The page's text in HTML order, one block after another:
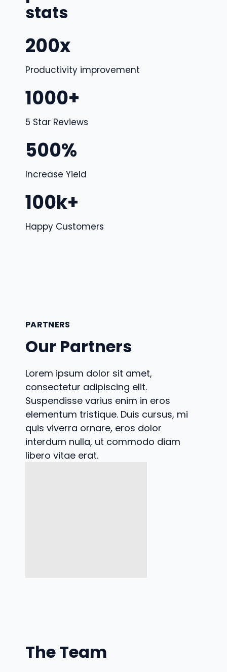
stats
200x
Productivity improvement
1000+
5 Star Reviews
500%
Increase Yield
100k+
Happy Customers
PARTNERS
Our Partners
Lorem ipsum dolor sit amet,
consectetur adipiscing elit.
Suspendisse varius enim in eros
elementum tristique. Duis cursus, mi
quis viverra ornare, eros dolor
interdum nulla, ut commodo diam
libero vitae erat.
The Team